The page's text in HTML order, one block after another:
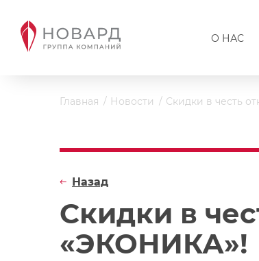
О НАС
Главная Новости Скидки в честь
Скидки в
«ЭКОНИКА»!
Назад